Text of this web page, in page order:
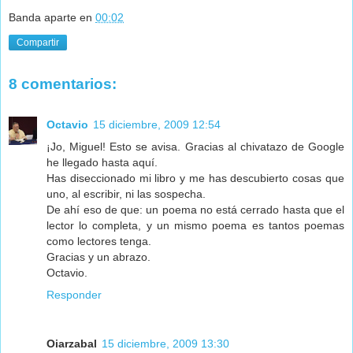
Banda aparte en 00:02
Compartir
8 comentarios:
Octavio 15 diciembre, 2009 12:54
¡Jo, Miguel! Esto se avisa. Gracias al chivatazo de Google
he llegado hasta aquí.
Has diseccionado mi libro y me has descubierto cosas que
uno, al escribir, ni las sospecha.
De ahí eso de que: un poema no está cerrado hasta que el
lector lo completa, y un mismo poema es tantos poemas
como lectores tenga.
Gracias y un abrazo.
Octavio.
Responder
Oiarzabal 15 diciembre, 2009 13:30